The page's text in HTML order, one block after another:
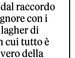
raccordo
con i
di
cui tutto è
della